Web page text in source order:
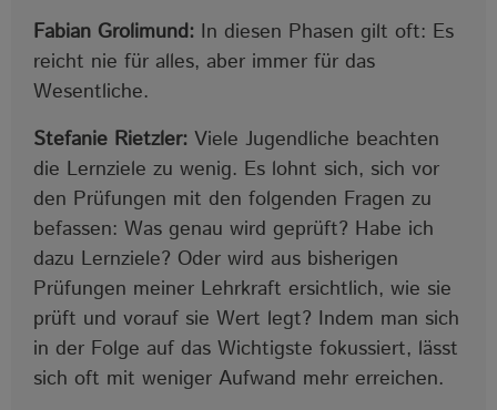
Fabian Grolimund: In diesen Phasen gilt oft: Es
reicht nie für alles, aber immer für das
Wesentliche.
Stefanie Rietzler: Viele Jugendliche beachten
die Lernziele zu wenig. Es lohnt sich, sich vor
den Prüfungen mit den folgenden Fragen zu
befassen: Was genau wird geprüft? Habe ich
dazu Lernziele? Oder wird aus bisherigen
Prüfungen meiner Lehrkraft ersichtlich, wie sie
prüft und vorauf sie Wert legt? Indem man sich
in der Folge auf das Wichtigste fokussiert, lässt
sich oft mit weniger Aufwand mehr erreichen.